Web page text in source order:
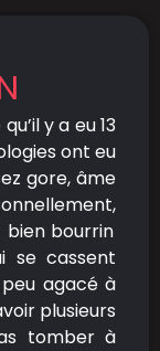
y a eu 13
ont eu
gore, âme
,
bien bourrin
se cassent
agacé à
plusieurs
tomber à